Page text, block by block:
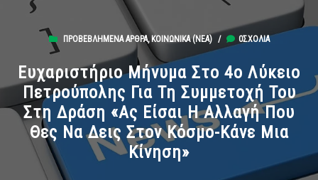
ΠΡΟΒΕΒΛΗΜΈΝΑ ΆΡΘΡΑ, ΚΟΙΝΩΝΙΚΆ (ΝΕΑ)/ 0ΣΧΌΛΙΑ
Ευχαριστήριο Μήνυμα Στο 4ο Λύκειο
Πετρούπολης Για Τη Συμμετοχή Του
Στη Δράση «Ας Είσαι Η Αλλαγή Που
Θες Να Δεις Στον Κόσμο-Κάνε Μια
Κίνηση»